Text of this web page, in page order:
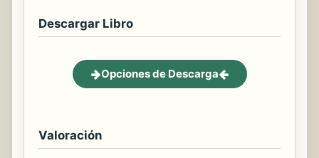
Descargar Libro
Opciones de Descarga
Valoración